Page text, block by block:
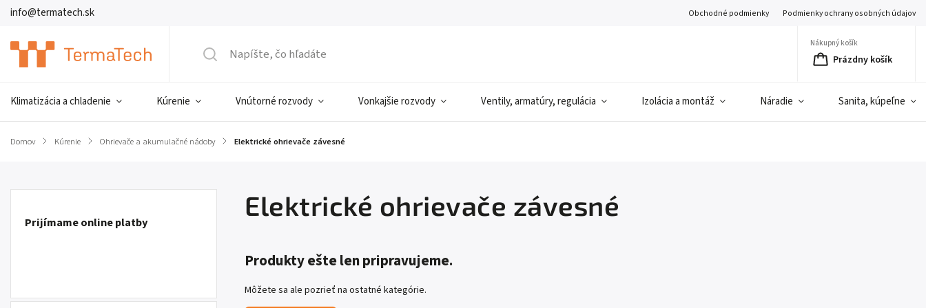
info@termatech.sk Obchodné podmienky Podmienky ochrany osobných údajov
Nákupný košík
Prázdny košík
Klimatizácia a chladenie Kúrenie Vnútorné rozvody Vonkajšie rozvody Ventily, armatúry, regulácia Izolácia a montáž Náradie Sanita, kúpeľne
Domov / Kúrenie / Ohrievače a akumulačné nádoby / Elektrické ohrievače závesné
Prijímame online platby
Elektrické ohrievače závesné
Produkty ešte len pripravujeme.
Môžete sa ale pozrieť na ostatné kategórie.